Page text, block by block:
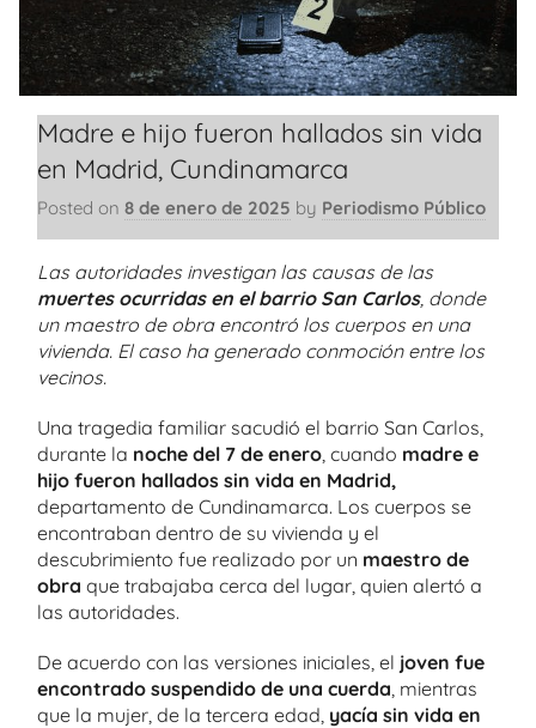
Madre e hijo fueron hallados sin vida
en Madrid, Cundinamarca
Posted on 8 de enero de 2025 by Periodismo Público
Las autoridades investigan las causas de las
muertes ocurridas en el barrio San Carlos, donde
un maestro de obra encontró los cuerpos en una
vivienda. El caso ha generado conmoción entre los
vecinos.
Una tragedia familiar sacudió el barrio San Carlos,
durante la noche del 7 de enero , cuando madre e
hijo fueron hallados sin vida en Madrid,
departamento de Cundinamarca. Los cuerpos se
encontraban dentro de su vivienda y el
descubrimiento fue realizado por un maestro de
obra que trabajaba cerca del lugar, quien alertó a
las autoridades.
De acuerdo con las versiones iniciales, el joven fue
encontrado suspendido de una cuerda , mientras
que la mujer, de la tercera edad, yacía sin vida en